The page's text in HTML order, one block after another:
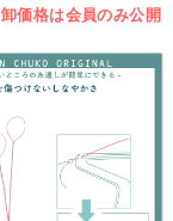
卸価格は会員のみ公開